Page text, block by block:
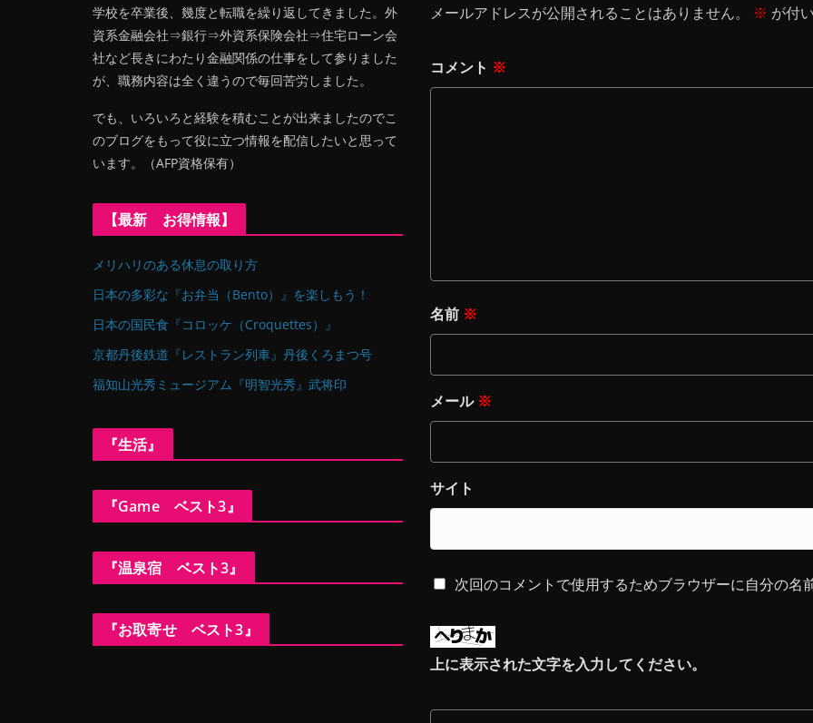
メールアドレスが公開されることはありません。 ※ が付
コメント ※
名前 ※
メール ※
サイト
次回のコメントで使用するためブラウザーに自分の
上に表示された文字を入力してください。
学校を卒業後、幾度と転職を繰り返してきました。外
資系金融会社⇒銀行⇒外資系保険会社⇒住宅ローン会
社など長きにわたり金融関係の仕事をして参りました
が、職務内容は全く違うので毎回苦労しました。
でも、いろいろと経験を積むことが出来ましたのでこ
のブログをもって役に立つ情報を配信したいと思って
います。（AFP資格保有）
【最新 お得情報】
メリハリのある休息の取り方
日本の多彩な『お弁当（Bento）』を楽しもう！
日本の国民食『コロッケ（Croquettes）』
京都丹後鉄道『レストラン列車』丹後くろまつ号
福知山光秀ミュージアム『明智光秀』武将印
『生活』
『Game ベスト3』
『温泉宿 ベスト3』
『お取寄せ ベスト3』